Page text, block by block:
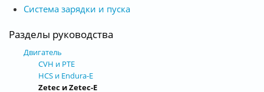
Система зарядки и пуска
Разделы руководства
Двигатель
CVH и РТЕ
HCS и Endura-E
Zetec и Zetec-E